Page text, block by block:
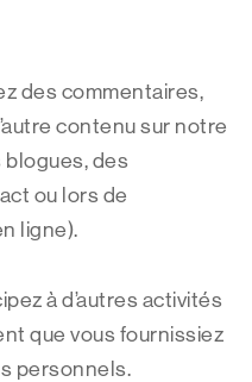
des commentaires,
contenu sur notre
blogues, des
ou lors de
ligne).
à d’autres activités
que vous fournissiez
personnels.